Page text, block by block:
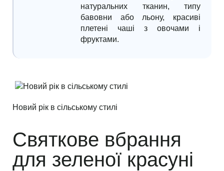
натуральних тканин, типу
бавовни або льону, красиві
плетені чаші з овочами і
фруктами.
Новий рік в сільському стилі
Святкове вбрання
для зеленої красуні